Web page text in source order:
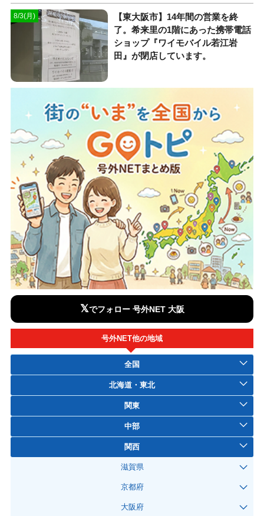
8/3(月)
【東大阪市】14年間の営業を終
了。希来里の1階にあった携帯電話
ショップ『ワイモバイル若江岩
田』が閉店しています。
𝕏でフォロー 号外NET 大阪
号外NET他の地域
全国
北海道・東北
関東
中部
関西
滋賀県
京都府
大阪府